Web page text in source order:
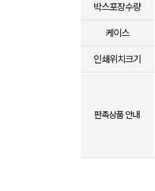
박스포장수량
케이스
인쇄위치크기
판촉상품 안내